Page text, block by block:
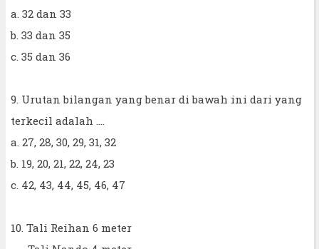
a. 32 dan 33
b. 33 dan 35
c. 35 dan 36
9. Urutan bilangan yang benar di bawah ini dari yang
terkecil adalah ....
a. 27, 28, 30, 29, 31, 32
b. 19, 20, 21, 22, 24, 23
c. 42, 43, 44, 45, 46, 47
10. Tali Reihan 6 meter